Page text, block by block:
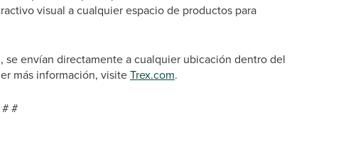
visual a cualquier espacio de productos para
se envían directamente a cualquier ubicación dentro del
más información, visiteTrex.com.